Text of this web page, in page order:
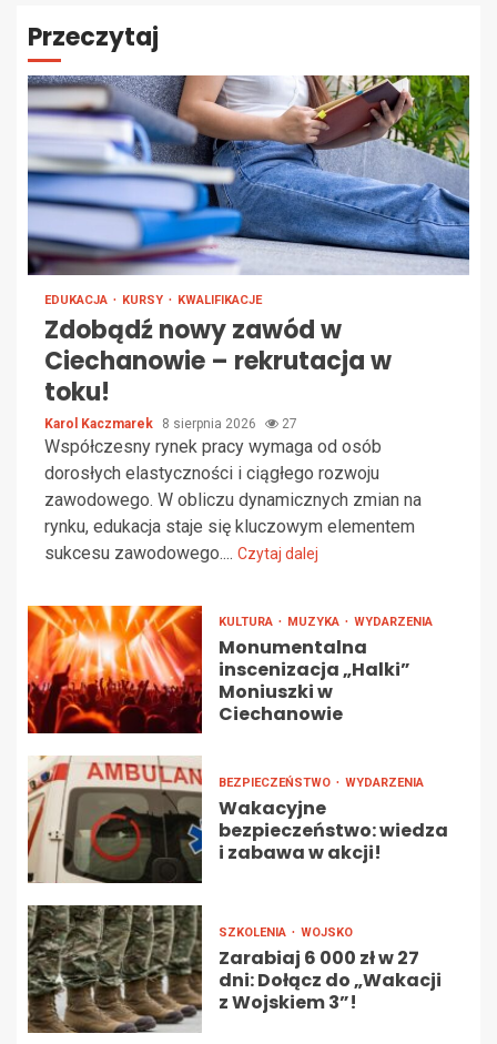
Przeczytaj
EDUKACJA KURSY KWALIFIKACJE
Zdobądź nowy zawód w
Ciechanowie – rekrutacja w
toku!
Karol Kaczmarek 8 sierpnia 2026 27
Współczesny rynek pracy wymaga od osób
dorosłych elastyczności i ciągłego rozwoju
zawodowego. W obliczu dynamicznych zmian na
rynku, edukacja staje się kluczowym elementem
sukcesu zawodowego.... Czytaj dalej
KULTURA MUZYKA WYDARZENIA
Monumentalna
inscenizacja „Halki”
Moniuszki w
Ciechanowie
BEZPIECZEŃSTWO WYDARZENIA
Wakacyjne
bezpieczeństwo: wiedza
i zabawa w akcji!
SZKOLENIA WOJSKO
Zarabiaj 6 000 zł w 27
dni: Dołącz do „Wakacji
z Wojskiem 3”!